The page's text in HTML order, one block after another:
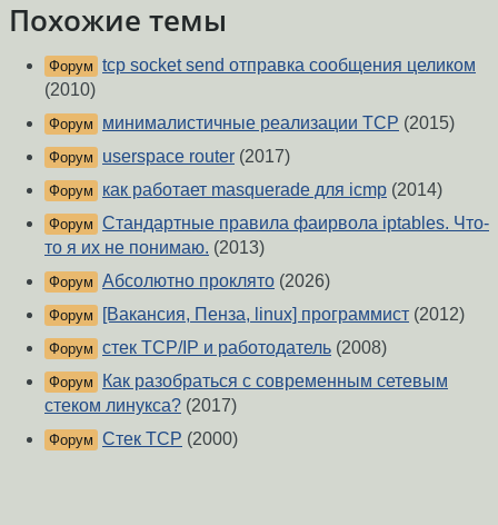
Похожие темы
Форум tcp socket send отправка сообщения целиком
(2010)
Форум минималистичные реализации TCP (2015)
Форум userspace router (2017)
Форум как работает masquerade для icmp (2014)
Форум Стандартные правила фаирвола iptables. Что-
то я их не понимаю. (2013)
Форум Абсолютно проклято (2026)
Форум [Вакансия, Пенза, linux] программист (2012)
Форум стек TCP/IP и работодатель (2008)
Форум
Как разобраться с современным сетевым
стеком линукса? (2017)
Форум Стек TCP (2000)